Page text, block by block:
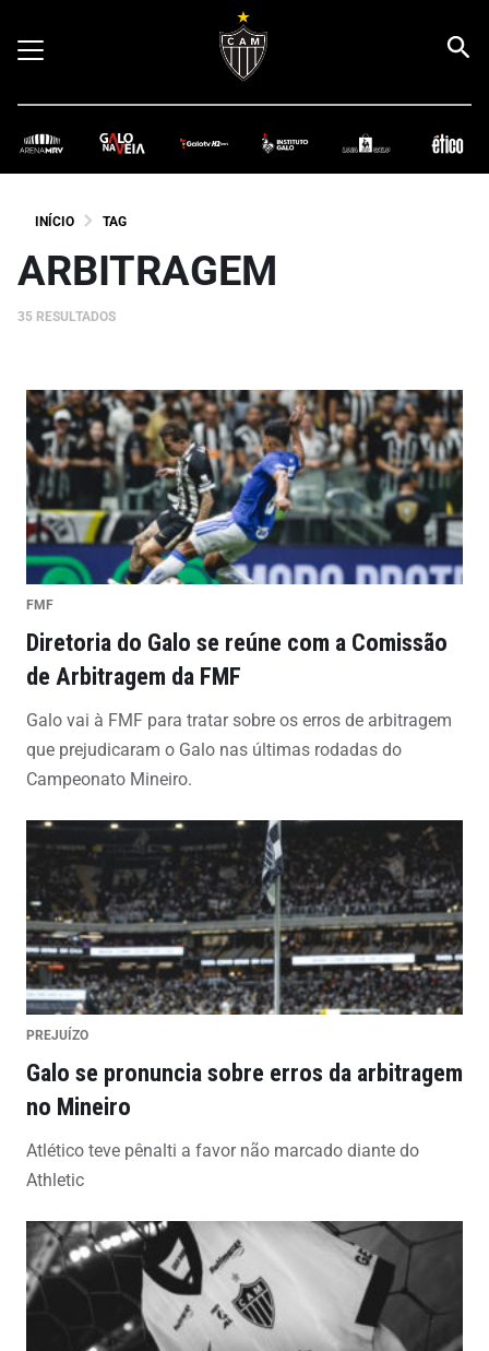
INÍCIO TAG
ARBITRAGEM
35 RESULTADOS
FMF
Diretoria do Galo se reúne com a Comissão
de Arbitragem da FMF
Galo vai à FMF para tratar sobre os erros de arbitragem
que prejudicaram o Galo nas últimas rodadas do
Campeonato Mineiro.
PREJUÍZO
Galo se pronuncia sobre erros da arbitragem
no Mineiro
Atlético teve pênalti a favor não marcado diante do
Athletic